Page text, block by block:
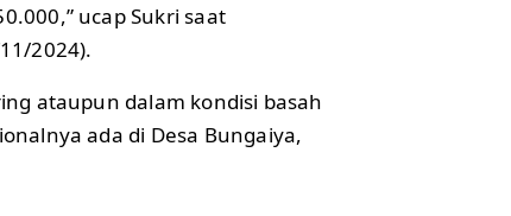
ucap Sukri saat
2024).
ataupun dalam kondisi basah
ada di Desa Bungaiya,